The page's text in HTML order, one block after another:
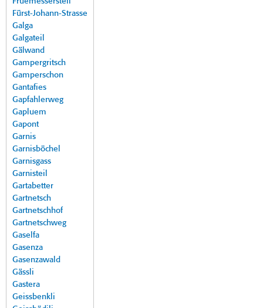
Fürst-Johann-Strasse
Galga
Galgateil
Gälwand
Gampergritsch
Gamperschon
Gantafies
Gapfahlerweg
Gapluem
Gapont
Garnis
Garnisböchel
Garnisgass
Garnisteil
Gartabetter
Gartnetsch
Gartnetschhof
Gartnetschweg
Gaselfa
Gasenza
Gasenzawald
Gässli
Gastera
Geissbenkli